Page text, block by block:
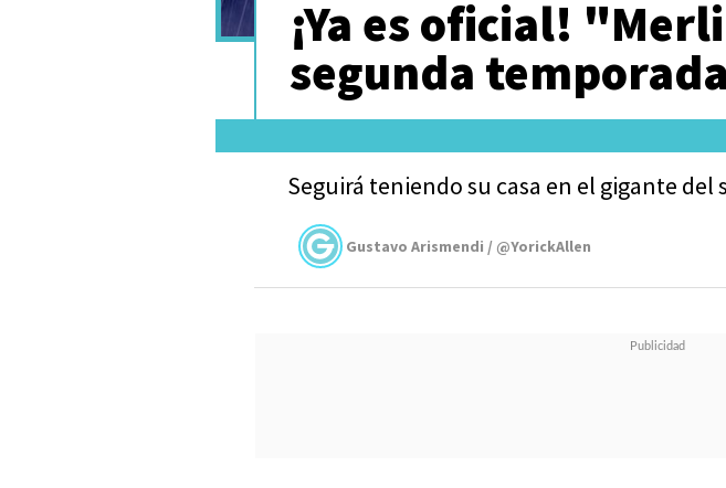
¡Ya es oficial!
segunda
Seguirá teniendo su casa en el gigante del
Gustavo Arismendi / @YorickAllen